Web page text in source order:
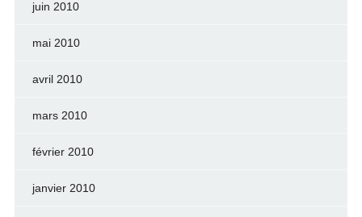
juin 2010
mai 2010
avril 2010
mars 2010
février 2010
janvier 2010